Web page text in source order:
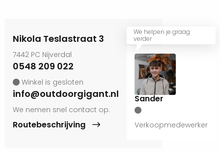
We helpen je graag
verder
Sander
Verkoopmedewerker
Nikola Teslastraat 3
7442 PC Nijverdal
0548 209 022
Winkel is gesloten
info@outdoorgigant.nl
We nemen snel contact op.
Routebeschrijving